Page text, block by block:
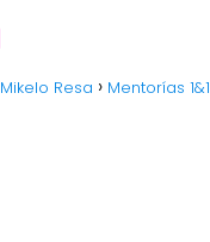
Mikelo Resa Mentorías 1&1